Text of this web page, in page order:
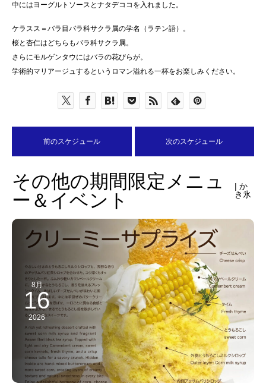
中にはヨーグルトソースとナタデココを入れました。
ケラスス＝バラ目バラ科サクラ属の学名（ラテン語）。
桜と杏仁はどちらもバラ科サクラ属。
さらにモルゲンタウにはバラの花びらが。
学術的マリアージュするというロマン溢れる一杯をお楽しみください。
前のスケジュール 次のスケジュール
その他の期間限定メニュ
ー＆イベント
| か
き氷
8月
16
2026